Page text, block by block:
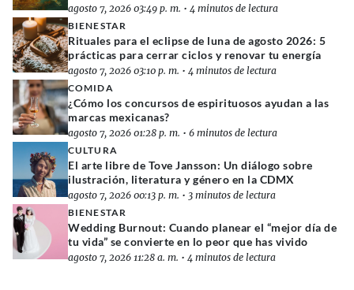
agosto 7, 2026 03:49 p. m. • 4 minutos de lectura
BIENESTAR
Rituales para el eclipse de luna de agosto 2026: 5
prácticas para cerrar ciclos y renovar tu energía
agosto 7, 2026 03:10 p. m. • 4 minutos de lectura
COMIDA
¿Cómo los concursos de espirituosos ayudan a las
marcas mexicanas?
agosto 7, 2026 01:28 p. m. • 6 minutos de lectura
CULTURA
El arte libre de Tove Jansson: Un diálogo sobre
ilustración, literatura y género en la CDMX
agosto 7, 2026 00:13 p. m. • 3 minutos de lectura
BIENESTAR
Wedding Burnout: Cuando planear el “mejor día de
tu vida” se convierte en lo peor que has vivido
agosto 7, 2026 11:28 a. m. • 4 minutos de lectura